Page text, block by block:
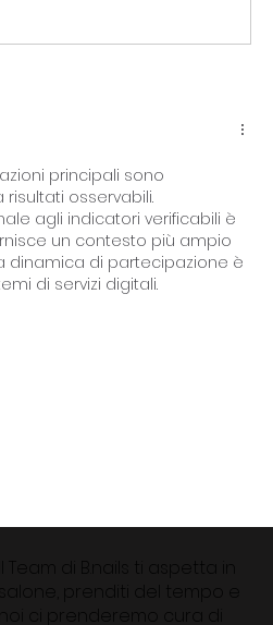
Tutto quello che Devi
principali sono
osservabili.
agli indicatori verificabili è
un contesto più ampio
dinamica di partecipazione è
di servizi digitali.
Il Team di B.nails ti aspetta in
salone, prenditi del tempo e
noi ci prenderemo cura di